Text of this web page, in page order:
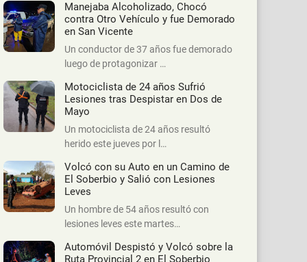
Manejaba Alcoholizado, Chocó
contra Otro Vehículo y fue Demorado
en San Vicente
Un conductor de 37 años fue demorado
luego de protagonizar …
Motociclista de 24 años Sufrió
Lesiones tras Despistar en Dos de
Mayo
Un motociclista de 24 años resultó
herido este jueves por l…
Volcó con su Auto en un Camino de
El Soberbio y Salió con Lesiones
Leves
Un hombre de 54 años resultó con
lesiones leves este martes…
Automóvil Despistó y Volcó sobre la